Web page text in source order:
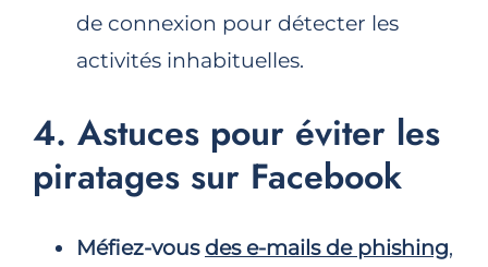
de connexion pour détecter les
activités inhabituelles.
4. Astuces pour éviter les
piratages sur Facebook
Méfiez-vous des e-mails de phishing,